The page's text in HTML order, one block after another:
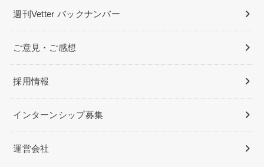
週刊Vetter バックナンバー
ご意見・ご感想
採用情報
インターンシップ募集
運営会社